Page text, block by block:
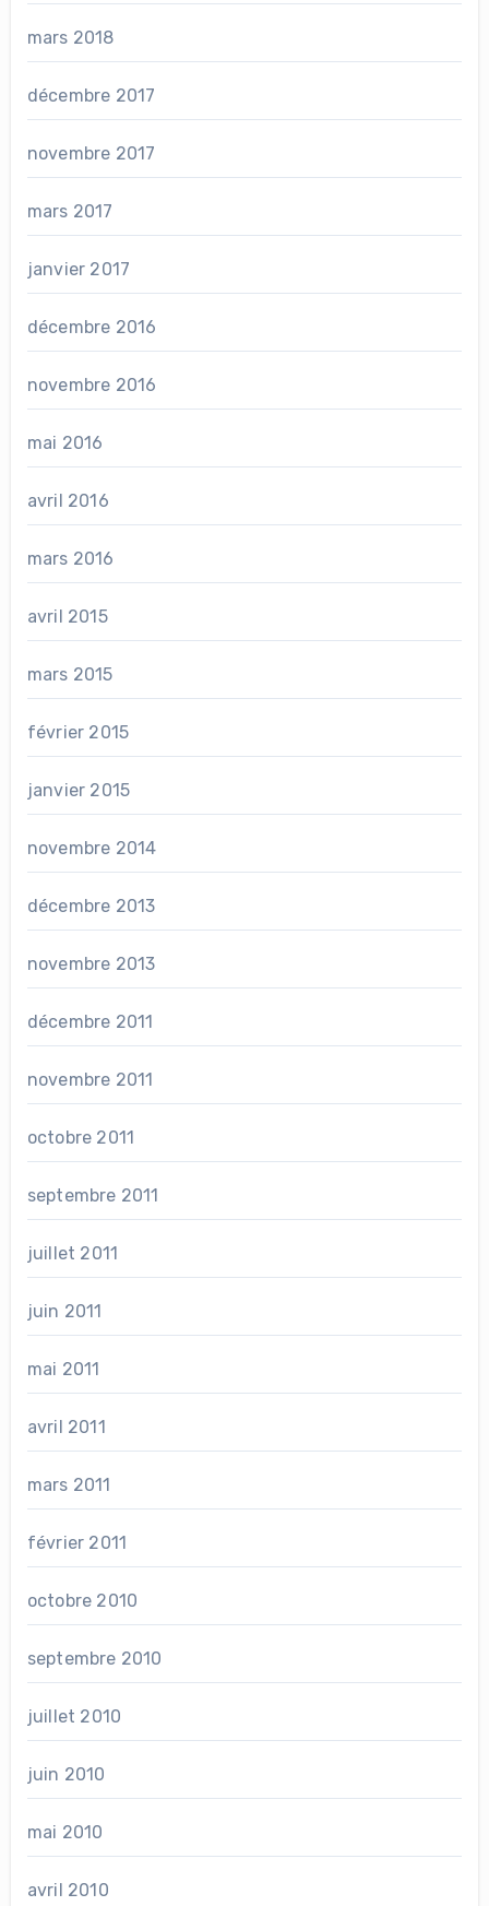
mars 2018
décembre 2017
novembre 2017
mars 2017
janvier 2017
décembre 2016
novembre 2016
mai 2016
avril 2016
mars 2016
avril 2015
mars 2015
février 2015
janvier 2015
novembre 2014
décembre 2013
novembre 2013
décembre 2011
novembre 2011
octobre 2011
septembre 2011
juillet 2011
juin 2011
mai 2011
avril 2011
mars 2011
février 2011
octobre 2010
septembre 2010
juillet 2010
juin 2010
mai 2010
avril 2010